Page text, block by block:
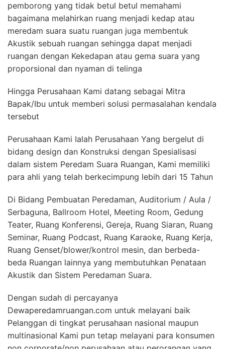
pemborong yang tidak betul betul memahami
bagaimana melahirkan ruang menjadi kedap atau
meredam suara suatu ruangan juga membentuk
Akustik sebuah ruangan sehingga dapat menjadi
ruangan dengan Kekedapan atau gema suara yang
proporsional dan nyaman di telinga
Hingga Perusahaan Kami datang sebagai Mitra
Bapak/Ibu untuk memberi solusi permasalahan kendala
tersebut
Perusahaan Kami Ialah Perusahaan Yang bergelut di
bidang design dan Konstruksi dengan Spesialisasi
dalam sistem Peredam Suara Ruangan, Kami memiliki
para ahli yang telah berkecimpung lebih dari 15 Tahun
Di Bidang Pembuatan Peredaman, Auditorium / Aula /
Serbaguna, Ballroom Hotel, Meeting Room, Gedung
Teater, Ruang Konferensi, Gereja, Ruang Siaran, Ruang
Seminar, Ruang Podcast, Ruang Karaoke, Ruang Kerja,
Ruang Genset/blower/kontrol mesin, dan berbeda-
beda Ruangan lainnya yang membutuhkan Penataan
Akustik dan Sistem Peredaman Suara.
Dengan sudah di percayanya
Dewaperedamruangan.com untuk melayani baik
Pelanggan di tingkat perusahaan nasional maupun
multinasional Kami pun tetap melayani para konsumen